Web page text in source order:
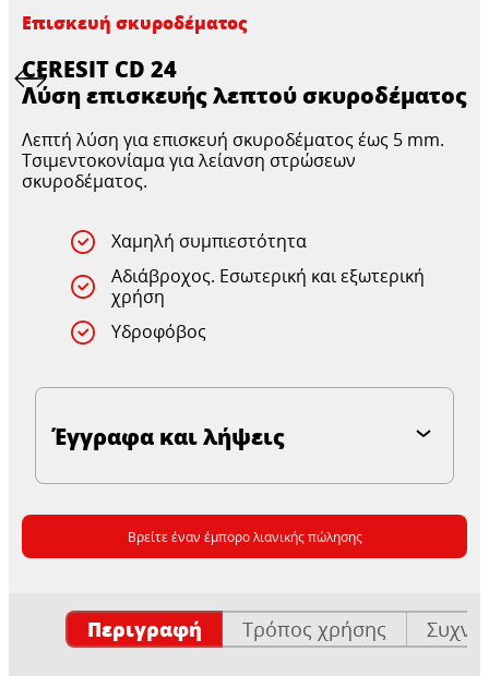
Επισκευή σκυροδέματος
CERESIT CD 24
Λύση επισκευής λεπτού σκυροδέματος
Λεπτή λύση για επισκευή σκυροδέματος έως 5 mm.
Τσιμεντοκονίαμα για λείανση στρώσεων
σκυροδέματος.
Χαμηλή συμπιεστότητα
Αδιάβροχος. Εσωτερική και εξωτερική
χρήση
Υδροφόβος
Έγγραφα και λήψεις
Βρείτε έναν έμπορο λιανικής πώλησης
Περιγραφή Τρόπος χρήσης